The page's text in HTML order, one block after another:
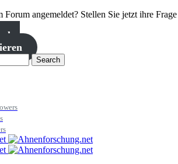
Forum angemeldet? Stellen Sie jetzt ihre
Search